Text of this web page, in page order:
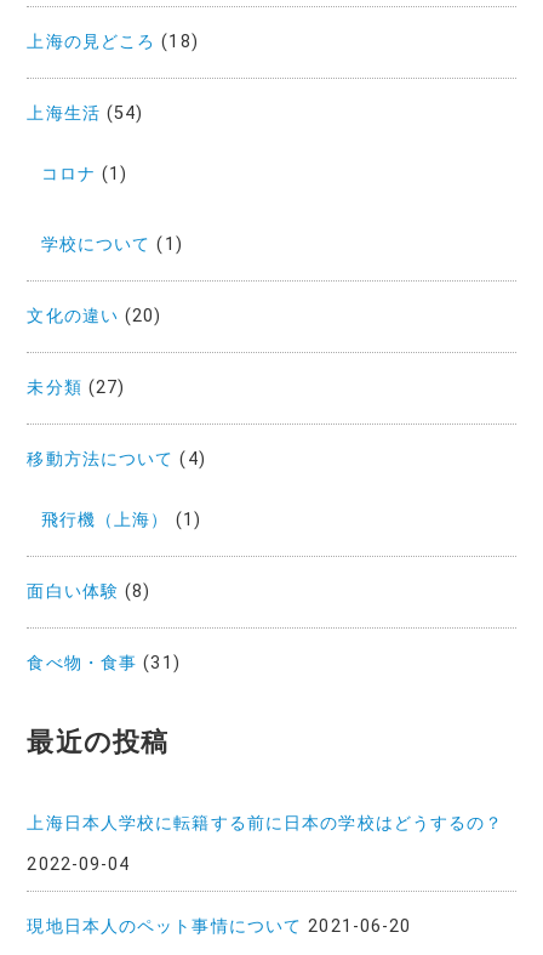
上海の見どころ (18)
上海生活 (54)
コロナ (1)
学校について (1)
文化の違い (20)
未分類 (27)
移動方法について (4)
飛行機（上海） (1)
面白い体験 (8)
食べ物・食事 (31)
最近の投稿
上海日本人学校に転籍する前に日本の学校はどうするの？
2022-09-04
現地日本人のペット事情について 2021-06-20